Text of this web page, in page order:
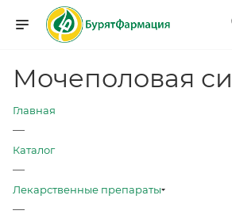
Мочеполовая
Главная
—
Каталог
—
Лекарственные препараты
—